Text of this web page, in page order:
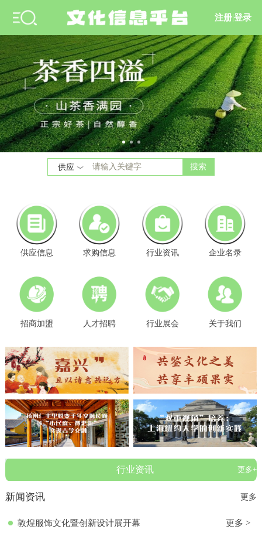
注册 |登录
供应 搜索
供应信息 求购信息 行业资讯 企业名录
招商加盟 人才招聘 行业展会 关于我们
行业资讯 更多+
新闻资讯 更多
敦煌服饰文化暨创新设计展开幕 更多 >